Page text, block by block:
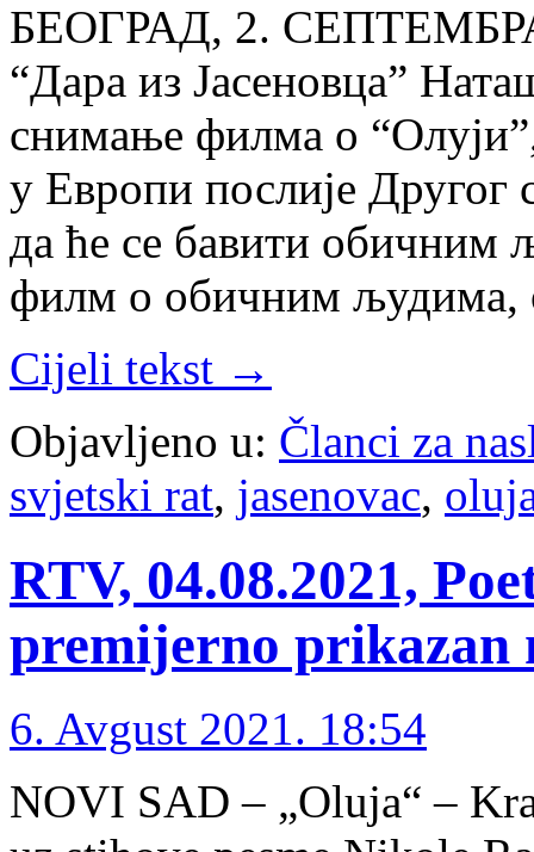
БЕОГРАД, 2.
“Дара из Јасеновца”
снимање филма о
у Европи послије Другог
да ће се бавити обичним
филм о обичним
Cijeli tekst →
Objavljeno u: Članci za
svjetski rat, jasenovac,
RTV, 04.08.2021,
premijerno prikazan
6. Avgust 2021. 18:54
NOVI SAD – „Oluja“ –